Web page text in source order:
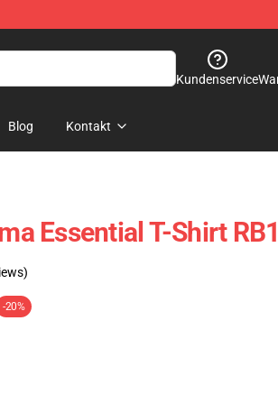
Kundenservice
Blog Kontakt
Essential T-Shirt
-20%